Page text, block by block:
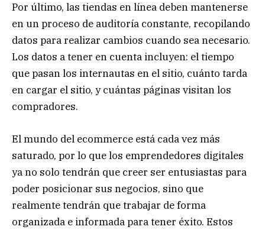
Por último, las tiendas en línea deben mantenerse
en un proceso de auditoría constante, recopilando
datos para realizar cambios cuando sea necesario.
Los datos a tener en cuenta incluyen: el tiempo
que pasan los internautas en el sitio, cuánto tarda
en cargar el sitio, y cuántas páginas visitan los
compradores.
El mundo del ecommerce está cada vez más
saturado, por lo que los emprendedores digitales
ya no solo tendrán que creer ser entusiastas para
poder posicionar sus negocios, sino que
realmente tendrán que trabajar de forma
organizada e informada para tener éxito. Estos